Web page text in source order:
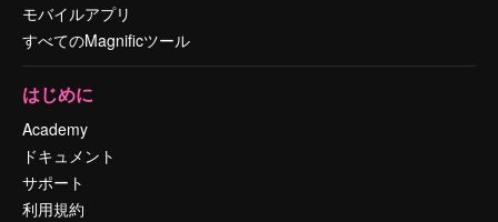
モバイルアプリ
すべてのMagnificツール
はじめに
Academy
ドキュメント
サポート
利用規約